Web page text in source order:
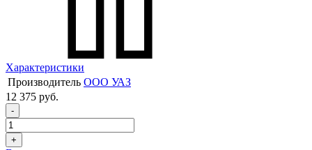
Характеристики
Производитель ООО УАЗ
12 375 руб.
-
+